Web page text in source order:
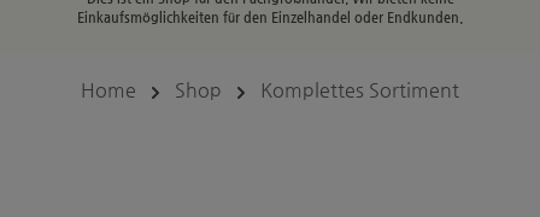
Einkaufsmöglichkeiten für den Einzelhandel oder Endkunden.
Home Shop Komplettes Sortiment